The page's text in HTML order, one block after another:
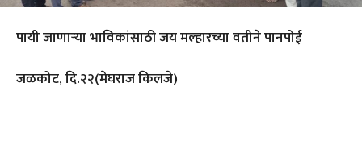
पायी जाणाऱ्या भाविकांसाठी जय मल्हारच्या वतीने पानपोई
जळकोट, दि.२२(मेघराज किलजे)